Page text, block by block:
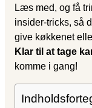
Læs med, og få
insider-tricks, så
give køkkenet
Klar til at tage
komme i gang!